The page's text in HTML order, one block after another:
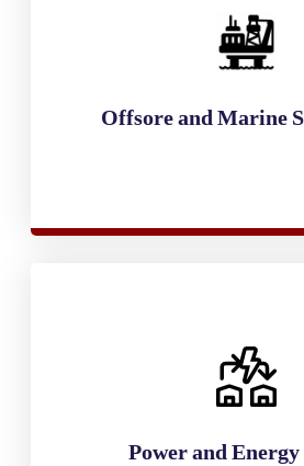
Offsore and Marine
Power and